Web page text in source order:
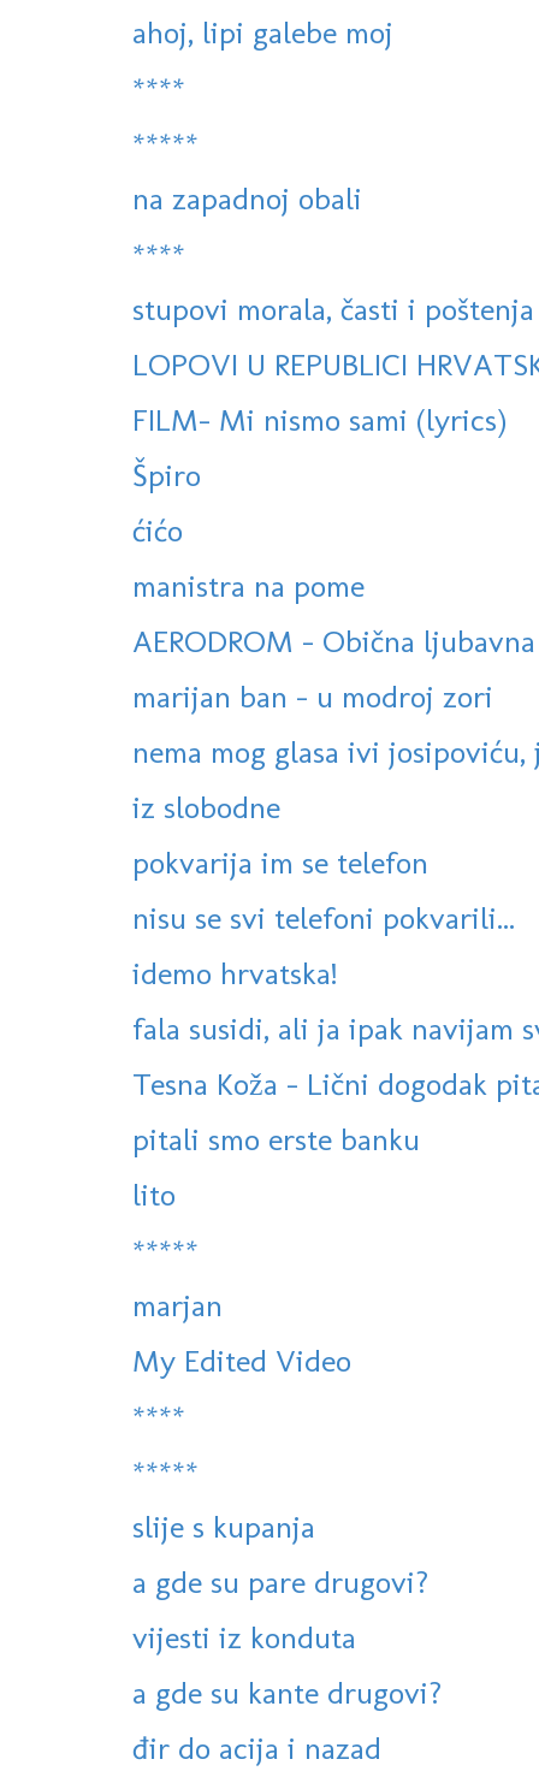
ahoj, lipi galebe moj
****
*****
na zapadnoj obali
****
stupovi morala, časti i poštenja
LOPOVI U REPUBLICI
FILM- Mi nismo sami (lyrics)
Špiro
ćićo
manistra na pome
AERODROM - Obična
marijan ban - u modroj zori
nema mog glasa ivi josipoviću,
iz slobodne
pokvarija im se telefon
nisu se svi telefoni pokvarili...
idemo hrvatska!
fala susidi, ali ja ipak navijam
Tesna Koža - Lični dogodak
pitali smo erste banku
lito
*****
marjan
My Edited Video
****
*****
slije s kupanja
a gde su pare drugovi?
vijesti iz konduta
a gde su kante drugovi?
đir do acija i nazad